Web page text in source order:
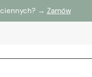
→ Zamów